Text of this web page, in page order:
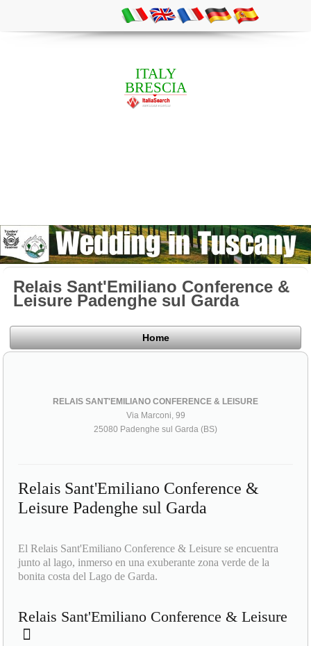
ITALY
BRESCIA
Relais Sant'Emiliano Conference &
Leisure Padenghe sul Garda
Home
RELAIS SANT'EMILIANO CONFERENCE & LEISURE
Via Marconi, 99
25080 Padenghe sul Garda (BS)
Relais Sant'Emiliano Conference &
Leisure Padenghe sul Garda
El Relais Sant'Emiliano Conference & Leisure se encuentra
junto al lago, inmerso en una exuberante zona verde de la
bonita costa del Lago de Garda.
Relais Sant'Emiliano Conference & Leisure